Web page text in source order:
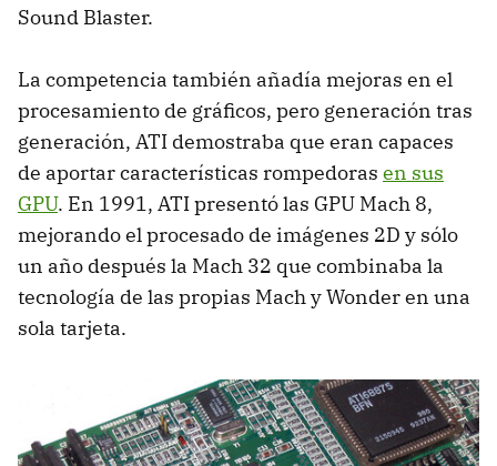
Sound Blaster.
La competencia también añadía mejoras en el
procesamiento de gráficos, pero generación tras
generación, ATI demostraba que eran capaces
de aportar características rompedoras en sus
GPU. En 1991, ATI presentó las GPU Mach 8,
mejorando el procesado de imágenes 2D y sólo
un año después la Mach 32 que combinaba la
tecnología de las propias Mach y Wonder en una
sola tarjeta.